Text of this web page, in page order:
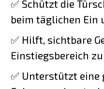
✅ Schützt die
beim täglichen Ein
✅ Hilft, sichtbare
Einstiegsbereich
✅ Unterstützt eine